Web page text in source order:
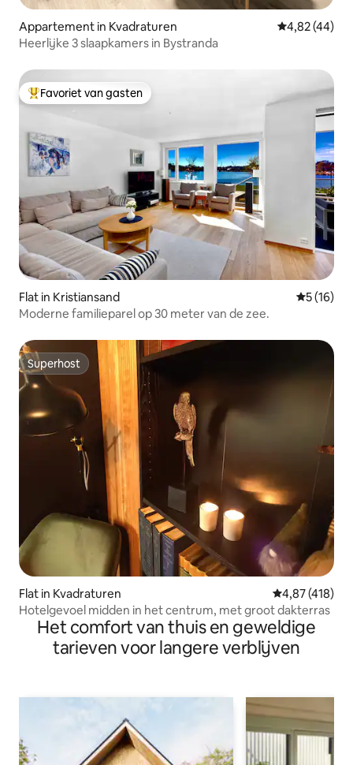
Appartement in Kvadraturen Gemiddelde
4,82 (44)
Heerlijke 3 slaapkamers in Bystranda
Topfavoriet van gasten
Favoriet van gasten
Flat in Kristiansand
5 (16)
Moderne familieparel op 30 meter van de zee.
Superhost
Superhost
Flat in Kvadraturen Gemiddelde
4,87 (418)
Hotelgevoel midden in het centrum, met groot dakterras
Het comfort van thuis en geweldige
tarieven voor langere verblijven